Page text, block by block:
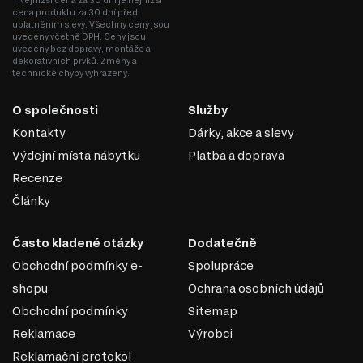
MDF je jedním z nejoblíbenějších materiálů v
nábytkářském průmyslu. Vyrábí se z dřevěných vláken
lisováním pod vysokým tlakem a teplotou za přidání
používá k výrobě korpusového nábytku, dvířek,
dekorativních panelů a dalších interiérových prvků.
cena produktu za 30 dní před
uplatněním slevy. Všechny ceny jsou
uvedeny včetně DPH. Ceny jsou
uvedeny bez dopravy, montáže a
dekorativních prvků. Změny a
technické chyby vyhrazeny.
O společnosti
Kontakty
Výdejní místa nábytku
Recenze
Články
Služby
Dárky, akce a slevy
Platba a doprava
Často kladené otázky
Obchodní podmínky e-
shopu
Obchodní podmínky
Reklamace
Reklamační protokol
Dodatečně
Spolupráce
Ochrana osobních údajů
Sitemap
Výrobci